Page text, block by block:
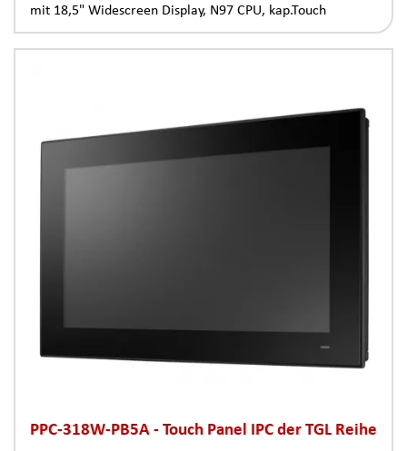
mit 18,5" Widescreen Display, N97 CPU, kap.Touch
PPC-318W-PB5A - Touch Panel IPC der TGL Reihe